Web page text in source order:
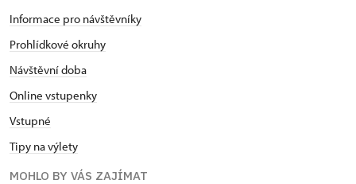
Informace pro návštěvníky
Prohlídkové okruhy
Návštěvní doba
Online vstupenky
Vstupné
Tipy na výlety
MOHLO BY VÁS ZAJÍMAT